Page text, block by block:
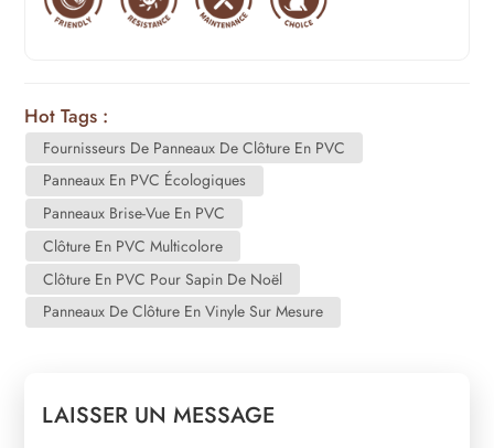
Hot Tags :
Fournisseurs De Panneaux De Clôture En PVC
Panneaux En PVC Écologiques
Panneaux Brise-Vue En PVC
Clôture En PVC Multicolore
Clôture En PVC Pour Sapin De Noël
Panneaux De Clôture En Vinyle Sur Mesure
LAISSER UN MESSAGE